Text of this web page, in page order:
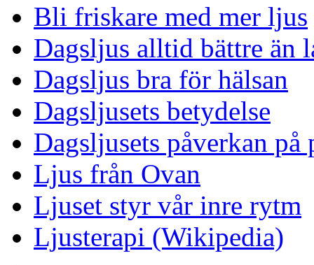
Bli friskare med mer ljus
Dagsljus alltid bättre än
Dagsljus bra för hälsan
Dagsljusets betydelse
Dagsljusets påverkan på
Ljus från Ovan
Ljuset styr vår inre rytm
Ljusterapi (Wikipedia)